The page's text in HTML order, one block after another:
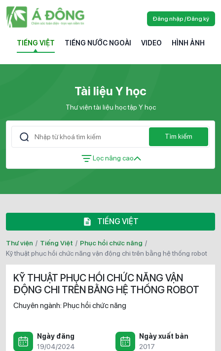
TIẾNG VIỆT TIẾNG NƯỚC NGOÀI VIDEO HÌNH ẢNH
Đăng nhập / Đăng ký
Tài liệu Y học
Thư viện tài liệu học tập Y học
Tìm kiếm
Lọc nâng cao
TIẾNG VIỆT
Thư viện / Tiếng Việt / Phục hồi chức năng /
kỹ thuật phục hồi chức năng vận động chi trên bằng hệ thống robot
KỸ THUẬT PHỤC HỒI CHỨC NĂNG VẬN
ĐỘNG CHI TRÊN BẰNG HỆ THỐNG ROBOT
Chuyên ngành: Phục hồi chức năng
Ngày đăng
19/04/2024
Ngày xuất bản
2017